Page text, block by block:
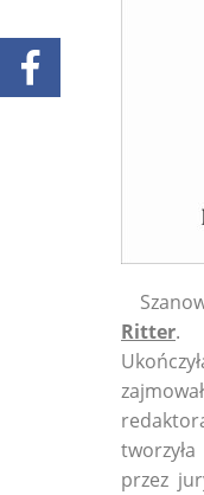
Ritter.
przez